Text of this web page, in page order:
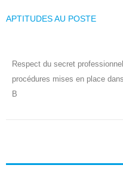
APTITUDES AU POSTE
Respect du secret
procédures mises en place
B